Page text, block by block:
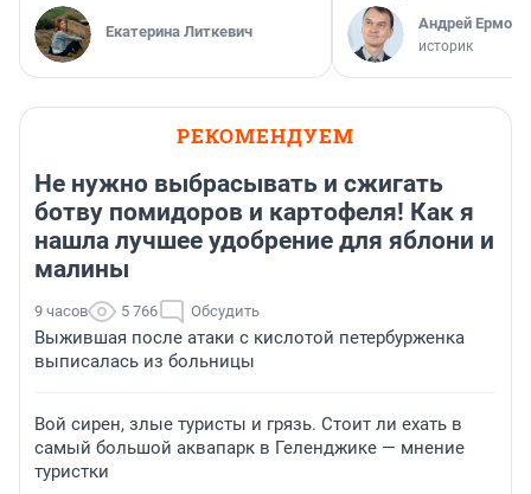
Екатерина Литкевич Андрей
историк
РЕКОМЕНДУЕМ
Не нужно выбрасывать и сжигать
ботву помидоров и картофеля! Как я
нашла лучшее удобрение для яблони и
малины
9 часов 5 766 Обсудить
Выжившая после атаки с кислотой петербурженка
выписалась из больницы
Вой сирен, злые туристы и грязь. Стоит ли ехать в
самый большой аквапарк в Геленджике — мнение
туристки